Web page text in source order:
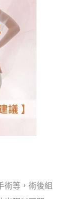
術等，術後組